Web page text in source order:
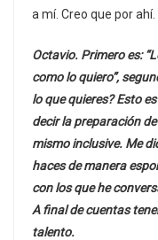
a mí. Creo que por ahí.
Octavio. Primero es:
como lo quiero”,
lo que quieres? Esto
decir la preparación
mismo inclusive. Me
haces de manera
con los que he
A final de cuentas
talento.